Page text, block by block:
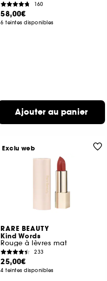
160
58,00€
6 teintes disponibles
Ajouter au panier
RARE BEAUTY
Kind Words
Rouge à lèvres mat
233
25,00€
4 teintes disponibles
Exclu web